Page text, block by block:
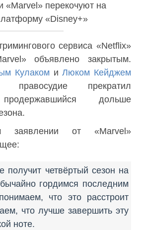
«Marvel» перекочуют на
«Disney+»
сервиса «Netflix»
объявлено закрытым.
Кулаком иЛюком Кейджем
прекратил
дольше
заявлении от «Marvel»
получит четвёртый сезон на
гордимся последним
что это расстроит
что лучше завершить эту
ноте.